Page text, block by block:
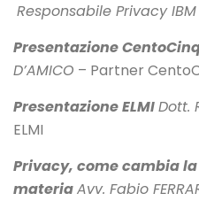
Responsabile Privacy IBM
Presentazione
D’AMICO – Partner
Presentazione ELMIDott.
ELMI
Privacy, come cambia
materiaAvv. Fabio